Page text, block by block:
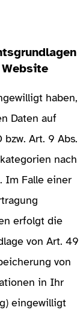
haben,
Daten auf
bzw. Art. 9 Abs.
nach
Im Falle einer
erfolgt die
von Art. 49
von
in Ihr
eingewilligt